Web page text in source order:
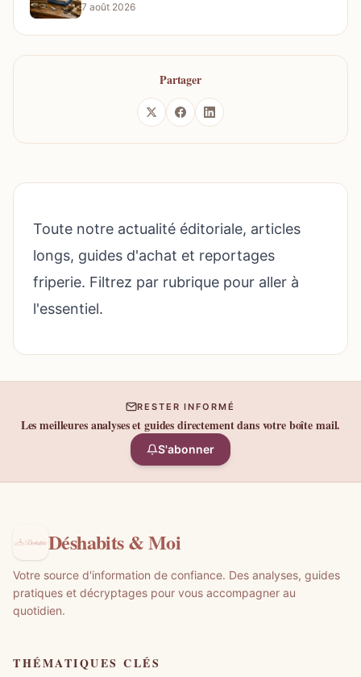
7 août 2026
Partager
Toute notre actualité éditoriale, articles
longs, guides d'achat et reportages
friperie. Filtrez par rubrique pour aller à
l'essentiel.
RESTER INFORMÉ
Les meilleures analyses et guides directement dans votre boîte mail.
S'abonner
Déshabits & Moi
Votre source d'information de confiance. Des analyses, guides
pratiques et décryptages pour vous accompagner au
quotidien.
THÉMATIQUES CLÉS